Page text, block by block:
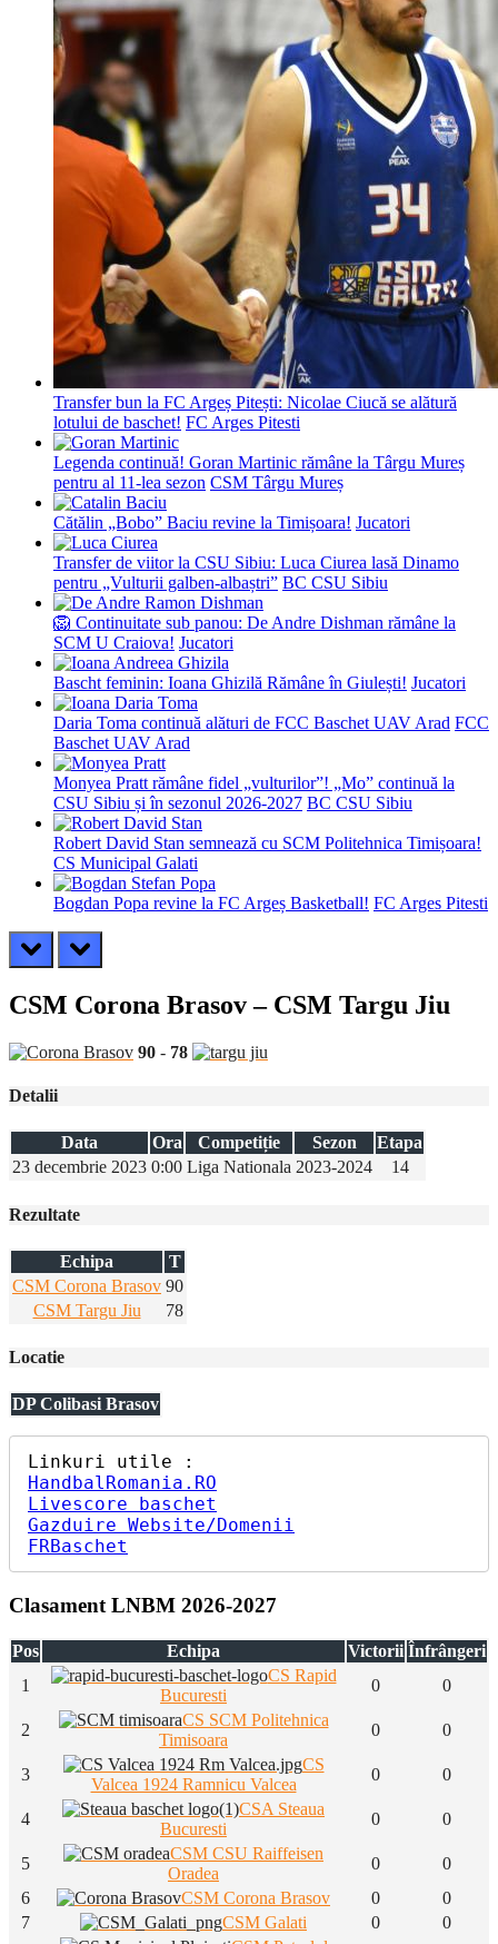
Transfer bun la FC Argeș Pitești: Nicolae Ciucă se alătură
lotului de baschet! FC Arges Pitesti
Legenda continuă! Goran Martinic rămâne la Târgu Mureș
pentru al 11-lea sezon CSM Târgu Mureș
Cătălin „Bobo” Baciu revine la Timișoara! Jucatori
Transfer de viitor la CSU Sibiu: Luca Ciurea lasă Dinamo
pentru „Vulturii galben-albaștri” BC CSU Sibiu
🦁 Continuitate sub panou: De Andre Dishman rămâne la
SCM U Craiova! Jucatori
Bascht feminin: Ioana Ghizilă Rămâne în Giulești! Jucatori
Daria Toma continuă alături de FCC Baschet UAV Arad FCC
Baschet UAV Arad
Monyea Pratt rămâne fidel „vulturilor”! „Mo” continuă la
CSU Sibiu și în sezonul 2026-2027 BC CSU Sibiu
Robert David Stan semnează cu SCM Politehnica Timișoara!
CS Municipal Galati
Bogdan Popa revine la FC Argeș Basketball! FC Arges Pitesti
prev next
CSM Corona Brasov – CSM Targu Jiu
90 - 78
Detalii
Data Ora Competiție Sezon
Etapa
23 decembrie 2023 0:00 Liga Nationala 2023-2024 14
Rezultate
Echipa
T
CSM Corona Brasov 90
CSM Targu Jiu
78
Locatie
DP Colibasi Brasov
HandbalRomania.RO
Livescore baschet
Gazduire Website/Domenii
FRBaschet
Clasament LNBM 2026-2027
Pos Echipa Victorii Înfrângeri
1
CS Rapid
Bucuresti
0 0
2
CS SCM Politehnica
Timisoara
0 0
3
CS
Valcea 1924 Ramnicu Valcea
0 0
4
CSA Steaua
Bucuresti
0 0
5
CSM CSU Raiffeisen
Oradea
0
0
6
CSM Corona Brasov 0
0
7
CSM Galati 0
0